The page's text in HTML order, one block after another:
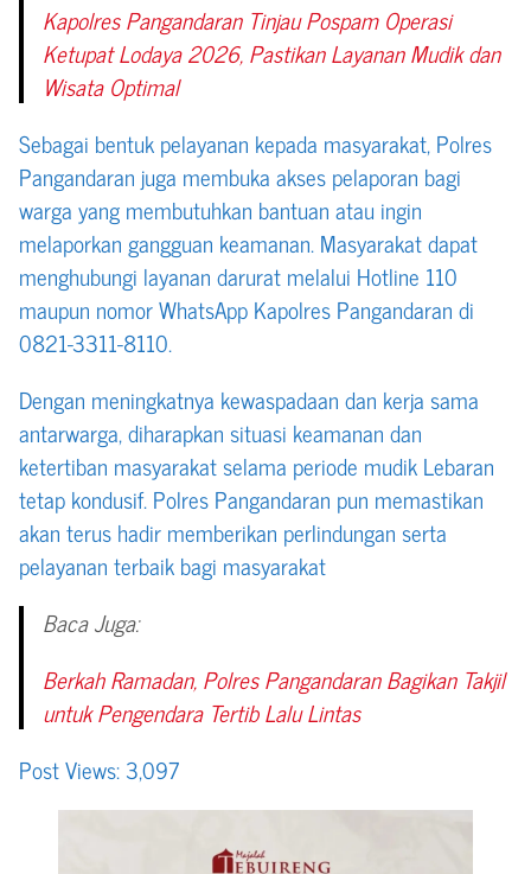
Kapolres Pangandaran Tinjau Pospam Operasi
Ketupat Lodaya 2026, Pastikan Layanan Mudik dan
Wisata Optimal
Sebagai bentuk pelayanan kepada masyarakat, Polres
Pangandaran juga membuka akses pelaporan bagi
warga yang membutuhkan bantuan atau ingin
melaporkan gangguan keamanan. Masyarakat dapat
menghubungi layanan darurat melalui Hotline 110
maupun nomor WhatsApp Kapolres Pangandaran di
0821-3311-8110.
Dengan meningkatnya kewaspadaan dan kerja sama
antarwarga, diharapkan situasi keamanan dan
ketertiban masyarakat selama periode mudik Lebaran
tetap kondusif. Polres Pangandaran pun memastikan
akan terus hadir memberikan perlindungan serta
pelayanan terbaik bagi masyarakat
Baca Juga:
Berkah Ramadan, Polres Pangandaran Bagikan Takjil
untuk Pengendara Tertib Lalu Lintas
Post Views:3,097